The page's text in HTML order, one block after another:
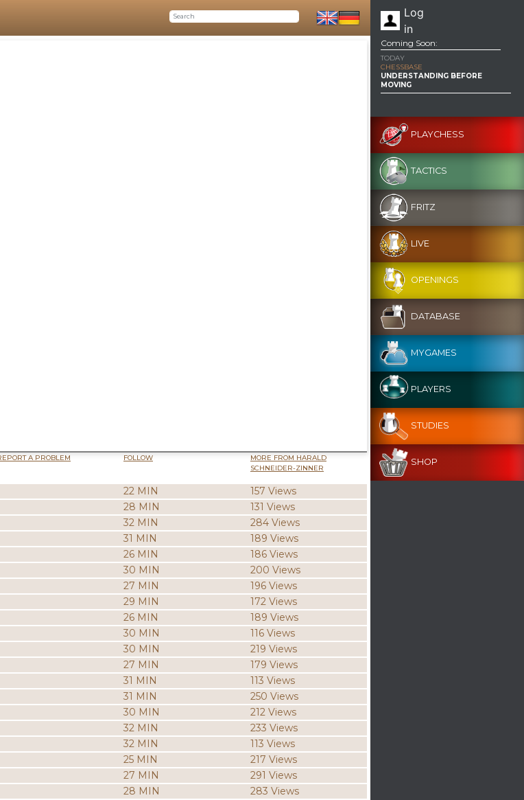
Log
in
A PROBLEM FOLLOW
MORE FROM HARALD
SCHNEIDER-ZINNER
22 MIN
157 Views
28 MIN
131 Views
32 MIN
284 Views
31 MIN
189 Views
26 MIN
186 Views
30 MIN
200 Views
27 MIN
196 Views
29 MIN
172 Views
26 MIN
189 Views
30 MIN
116 Views
30 MIN
219 Views
27 MIN
179 Views
31 MIN
113 Views
31 MIN
250 Views
30 MIN
212 Views
32 MIN
233 Views
32 MIN
113 Views
25 MIN
217 Views
27 MIN
291 Views
28 MIN
283 Views
Coming Soon:
TODAY
CHESSBASE
UNDERSTANDING BEFORE
MOVING
PLAYCHESS
TACTICS
FRITZ
LIVE
OPENINGS
DATABASE
MYGAMES
PLAYERS
STUDIES
SHOP